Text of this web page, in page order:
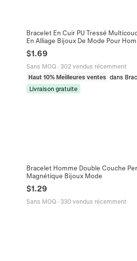
Bracelet En Cuir PU Tressé
En Alliage Bijoux De Mode Pour
$1.69
Sans MOQ· 302 vendus récemment
Haut 10% Meilleures ventes dans
Livraison gratuite
Bracelet Homme Double Couche
Magnétique Bijoux Mode
$1.29
Sans MOQ· 330 vendus récemment